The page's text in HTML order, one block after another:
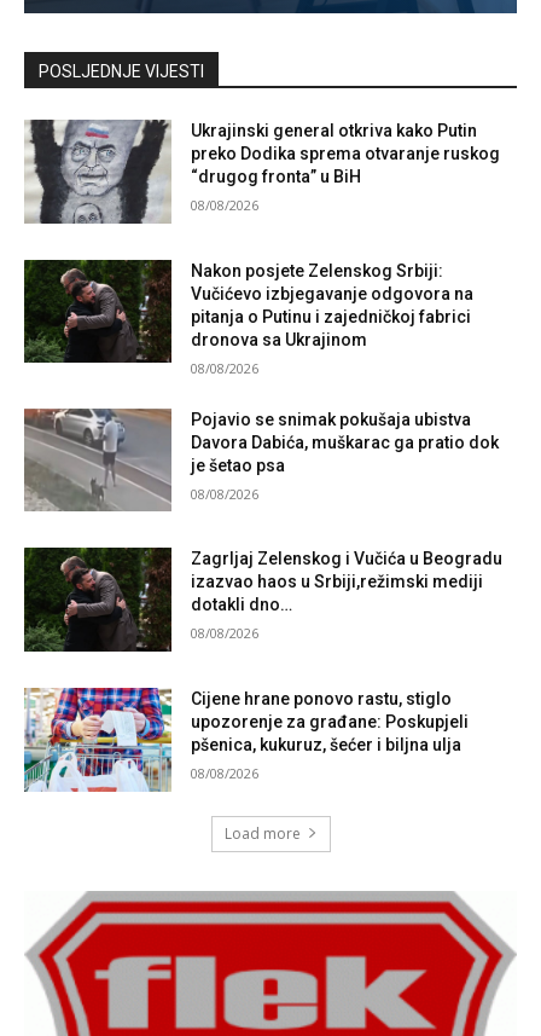
Kontaktirajte nas
POSLJEDNJE VIJESTI
Ukrajinski general otkriva kako Putin
preko Dodika sprema otvaranje ruskog
“drugog fronta” u BiH
08/08/2026
Nakon posjete Zelenskog Srbiji:
Vučićevo izbjegavanje odgovora na
pitanja o Putinu i zajedničkoj fabrici
dronova sa Ukrajinom
08/08/2026
Pojavio se snimak pokušaja ubistva
Davora Dabića, muškarac ga pratio dok
je šetao psa
08/08/2026
Zagrljaj Zelenskog i Vučića u Beogradu
izazvao haos u Srbiji,režimski mediji
dotakli dno…
08/08/2026
Cijene hrane ponovo rastu, stiglo
upozorenje za građane: Poskupjeli
pšenica, kukuruz, šećer i biljna ulja
08/08/2026
Load more